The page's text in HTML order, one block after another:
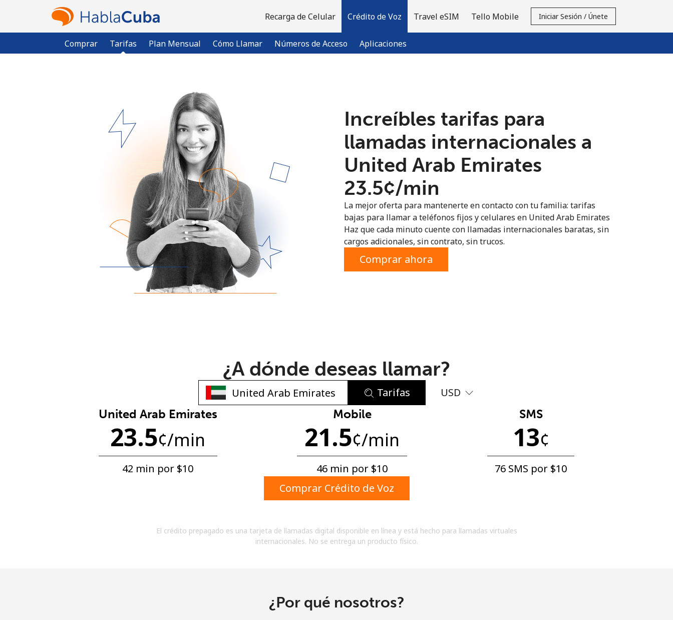
Recarga de Celular Crédito de Voz
Comprar Tarifas Plan Mensual Cómo Llamar Números de Acceso Aplicaciones
Travel eSIM Tello Mobile Iniciar Sesión / Únete
¿Ya tienes una cuenta? Inicia sesión →
Regístrate con
No se ha creado una contraseña
Mínimo 8 caracteres
Una letra mayúscula y una minúscula
Un caracter especial
acuerdo con estos
Términos y condiciones.
Increíbles tarifas para
llamadas internacionales a
United Arab Emirates
⁦23.5¢⁩/min
La mejor oferta para mantenerte en contacto con tu familia: tarifas
bajas para llamar a teléfonos fijos y celulares en United Arab Emirates
Haz que cada minuto cuente con llamadas internacionales baratas, sin
cargos adicionales, sin contrato, sin trucos.
Comprar ahora
¿A dónde deseas llamar?
Tarifas USD
United Arab Emirates
23.5¢/min
42 min por ⁦$10⁩
Mobile
21.5¢/min
46 min por ⁦$10⁩
SMS
13¢
76 SMS por ⁦$10⁩
Comprar Crédito de Voz
El crédito prepagado es una tarjeta de llamadas digital disponible en línea y está hecho para llamadas virtuales
internacionales. No se entrega un producto físico.
¿Por qué nosotros?